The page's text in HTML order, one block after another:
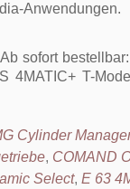
Anwendungen.
Ab sofort
4MATIC+ T-
Cylinder
, COMAND
Select, E 63